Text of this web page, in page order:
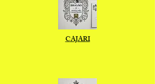
CAJARI